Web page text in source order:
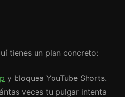
tienes un plan concreto:
y bloquea YouTube Shorts.
veces tu pulgar intenta